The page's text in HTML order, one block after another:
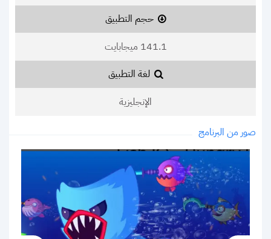
حجم التطبيق
141.1 ميجابايت
لغة التطبيق
الإنجليزية
صور من البرنامج